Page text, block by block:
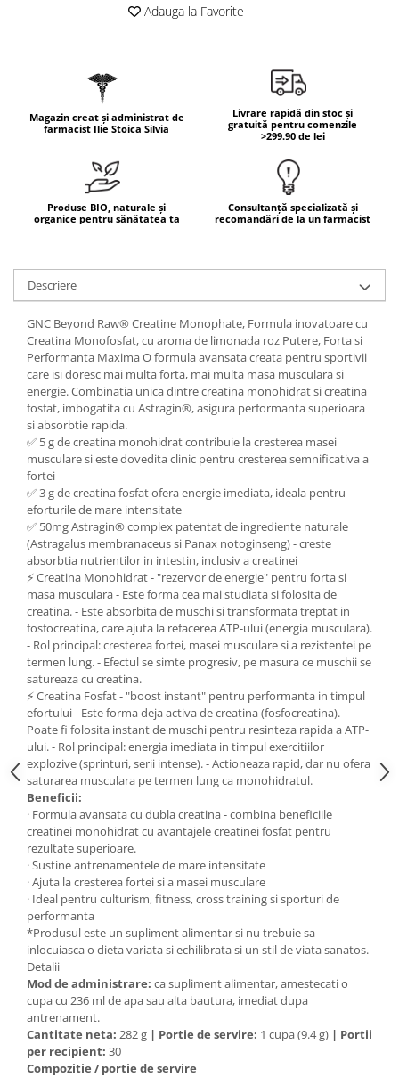
Creme SPF față
Creme SPF corp
Spray SPF
Acceleratoare bronz
Igienă Personală
Mâini și Unghii
Creme mâini
Tratamente unghii
Cosmetice coreene
Beauty of Joseon
PETITFEE
Mary & May
COSRX
BIODANCE
OOTD
Cettua
Haruharu Wonder
Medicube
ARIUL
Dr. Althea
DELLA BORN
Magneziu
Multivitamine
Probiotice
Proteine din zer (Whey Protein)
Quercetin
Resveratrol
Scortisoara
Seleniu
Seminte de in
Silimarina
Spirulina
Ulei de cocos
Ulei de peste
Ulei MCT
Vitamina A
Vitamina B
Vitamina C
Vitamina D
Vitamina E
Vitamina K
Zinc
Cătină
Chlorella
Colina
Electroliti
Produse Apicole
Cacao
Adauga la Favorite
Magazin creat și administrat de
farmacist Ilie Stoica Silvia
Livrare rapidă din stoc și
gratuită pentru comenzile
>299.90 de lei
Produse BIO, naturale și
organice pentru sănătatea ta
Consultanță specializată și
recomandări de la un farmacist
Descriere
GNC Beyond Raw® Creatine Monophate, Formula inovatoare cu
Creatina Monofosfat, cu aroma de limonada roz Putere, Forta si
Performanta Maxima O formula avansata creata pentru sportivii
care isi doresc mai multa forta, mai multa masa musculara si
energie. Combinatia unica dintre creatina monohidrat si creatina
fosfat, imbogatita cu Astragin®, asigura performanta superioara
si absorbtie rapida.
✅ 5 g de creatina monohidrat contribuie la cresterea masei
musculare si este dovedita clinic pentru cresterea semnificativa a
fortei
✅ 3 g de creatina fosfat ofera energie imediata, ideala pentru
eforturile de mare intensitate
✅ 50mg Astragin® complex patentat de ingrediente naturale
(Astragalus membranaceus si Panax notoginseng) - creste
absorbtia nutrientilor in intestin, inclusiv a creatinei
⚡ Creatina Monohidrat - "rezervor de energie" pentru forta si
masa musculara - Este forma cea mai studiata si folosita de
creatina. - Este absorbita de muschi si transformata treptat in
fosfocreatina, care ajuta la refacerea ATP-ului (energia musculara).
- Rol principal: cresterea fortei, masei musculare si a rezistentei pe
termen lung. - Efectul se simte progresiv, pe masura ce muschii se
satureaza cu creatina.
⚡ Creatina Fosfat - "boost instant" pentru performanta in timpul
efortului - Este forma deja activa de creatina (fosfocreatina). -
Poate fi folosita instant de muschi pentru resinteza rapida a ATP-
ului. - Rol principal: energia imediata in timpul exercitiilor
explozive (sprinturi, serii intense). - Actioneaza rapid, dar nu ofera
saturarea musculara pe termen lung ca monohidratul.
Beneficii:
· Formula avansata cu dubla creatina - combina beneficiile
creatinei monohidrat cu avantajele creatinei fosfat pentru
rezultate superioare.
· Sustine antrenamentele de mare intensitate
· Ajuta la cresterea fortei si a masei musculare
· Ideal pentru culturism, fitness, cross training si sporturi de
performanta
*Produsul este un supliment alimentar si nu trebuie sa
inlocuiasca o dieta variata si echilibrata si un stil de viata sanatos.
Detalii
Mod de administrare: ca supliment alimentar, amestecati o
cupa cu 236 ml de apa sau alta bautura, imediat dupa
antrenament.
Cantitate neta: 282 g | Portie de servire: 1 cupa (9.4 g) | Portii
per recipient: 30
Compozitie / portie de servire